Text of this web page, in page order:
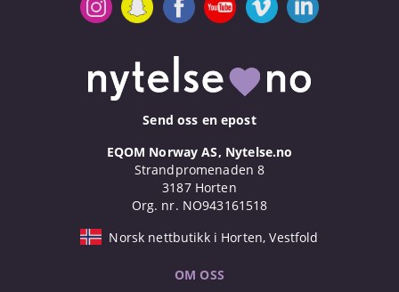
Send oss en epost
EQOM Norway AS, Nytelse.no
Strandpromenaden 8
3187 Horten
Org. nr. NO943161518
Norsk nettbutikk i Horten, Vestfold
OM OSS